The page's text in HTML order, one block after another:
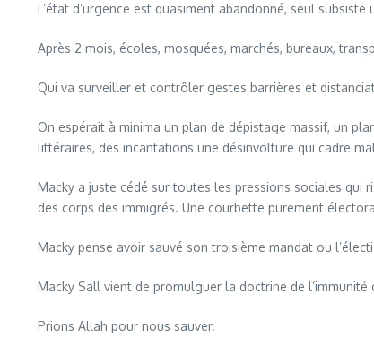
L’état d’urgence est quasiment abandonné, seul
Après 2 mois, écoles, mosquées, marchés, bureaux,
Qui va surveiller et contrôler gestes barrières et
On espérait à minima un plan de dépistage massif, un
littéraires, des incantations une désinvolture qui cadre
Macky a juste cédé sur toutes les pressions sociales qui
des corps des immigrés. Une courbette purement
Macky pense avoir sauvé son troisième mandat ou
Macky Sall vient de promulguer la doctrine de
Prions Allah pour nous sauver.